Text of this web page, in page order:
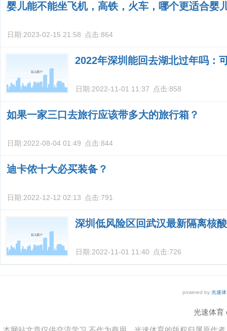
婴儿能不能坐飞机，高铁，火车，哪个更适合婴
日期:2023-02-15 21:58 点击:864
2022年深圳能回去湖北过年吗：
日期:2022-11-01 11:37 点击:858
如果一家三口去旅行应该带多大的旅行箱？
日期:2022-08-04 01:49 点击:844
迪卡侬十大必买装备？
日期:2022-12-12 02:13 点击:791
深圳低风险区回武汉最新隔离核
日期:2022-11-01 11:40 点击:726
powered by 光速
光速体育